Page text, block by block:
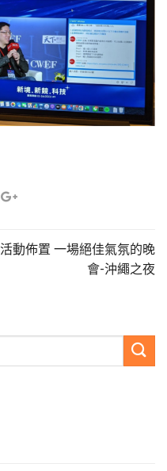
活動佈置 一場絕佳氣氛的晚
會-沖繩之夜